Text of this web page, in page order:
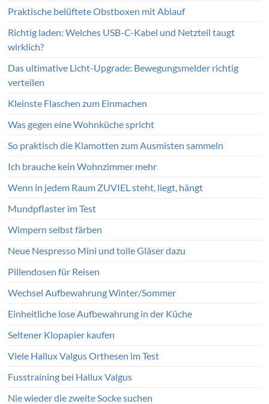
Praktische belüftete Obstboxen mit Ablauf
Richtig laden: Welches USB-C-Kabel und Netzteil taugt
wirklich?
Das ultimative Licht-Upgrade: Bewegungsmelder richtig
verteilen
Kleinste Flaschen zum Einmachen
Was gegen eine Wohnküche spricht
So praktisch die Klamotten zum Ausmisten sammeln
Ich brauche kein Wohnzimmer mehr
Wenn in jedem Raum ZUVIEL steht, liegt, hängt
Mundpflaster im Test
Wimpern selbst färben
Neue Nespresso Mini und tolle Gläser dazu
Pillendosen für Reisen
Wechsel Aufbewahrung Winter/Sommer
Einheitliche lose Aufbewahrung in der Küche
Seltener Klopapier kaufen
Viele Hallux Valgus Orthesen im Test
Fusstraining bei Hallux Valgus
Nie wieder die zweite Socke suchen